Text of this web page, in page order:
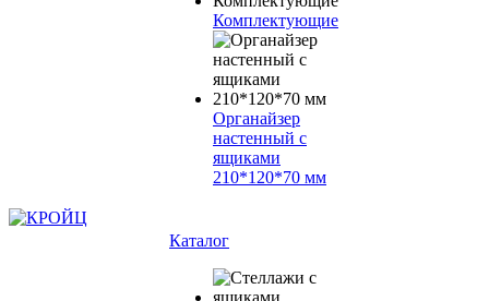
Комплектующие
Органайзер
настенный с
ящиками
210*120*70 мм
Каталог